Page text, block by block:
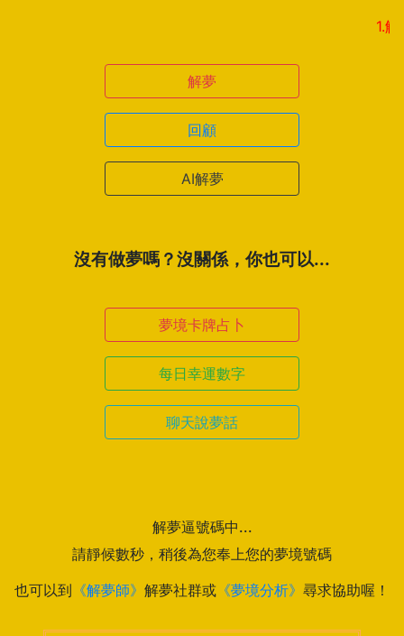
1.解夢結
解夢
回顧
AI解夢
沒有做夢嗎？沒關係，你也可以...
夢境卡牌占卜
每日幸運數字
聊天說夢話
解夢逼號碼中...
請靜候數秒，稍後為您奉上您的夢境號碼
也可以到 《解夢師》 解夢社群或 《夢境分析》 尋求協助喔！